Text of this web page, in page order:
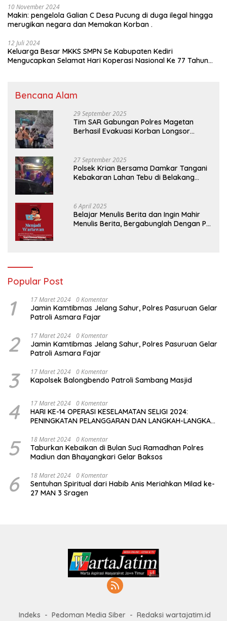
10 November 2024
Makin: pengelola Galian C Desa Pucung di duga ilegal hingga
merugikan negara dan Memakan Korban .
12 Juli 2024
Keluarga Besar MKKS SMPN Se Kabupaten Kediri
Mengucapkan Selamat Hari Koperasi Nasional Ke 77 Tahun
Bencana Alam
29 September 2025
Tim SAR Gabungan Polres Magetan
Berhasil Evakuasi Korban Longsor
27 September 2025
Polsek Krian Bersama Damkar Tangani
Kebakaran Lahan Tebu di Belakang
6 April 2025
Belajar Menulis Berita dan Ingin Mahir
Menulis Berita, Bergabunglah Dengan PT
Popular Post
1 17 Maret 2024 0 Komentar
Jamin Kamtibmas Jelang Sahur, Polres Pasuruan Gelar
Patroli Asmara Fajar
2 17 Maret 2024 0 Komentar
Jamin Kamtibmas Jelang Sahur, Polres Pasuruan Gelar
Patroli Asmara Fajar
3 17 Maret 2024 0 Komentar
Kapolsek Balongbendo Patroli Sambang Masjid
4 17 Maret 2024 0 Komentar
HARI KE-14 OPERASI KESELAMATAN SELIGI 2024:
PENINGKATAN PELANGGARAN DAN LANGKAH-LANGKAH
5 18 Maret 2024 0 Komentar
Taburkan Kebaikan di Bulan Suci Ramadhan Polres
Madiun dan Bhayangkari Gelar Baksos
6 18 Maret 2024 0 Komentar
Sentuhan Spiritual dari Habib Anis Meriahkan Milad ke-
27 MAN 3 Sragen
Indeks Pedoman Media Siber Redaksi wartajatim.id